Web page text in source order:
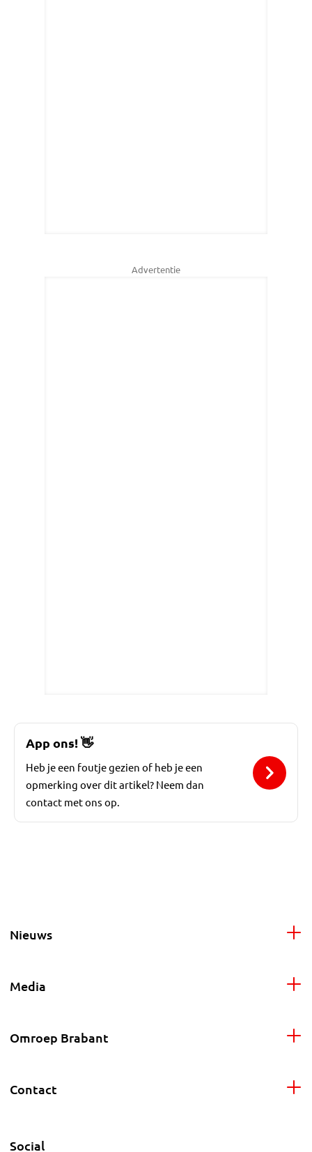
Advertentie
App ons!👋
Heb je een foutje gezien of heb je een
opmerking over dit artikel? Neem dan
contact met ons op.
Nieuws
Media
Omroep Brabant
Contact
Social